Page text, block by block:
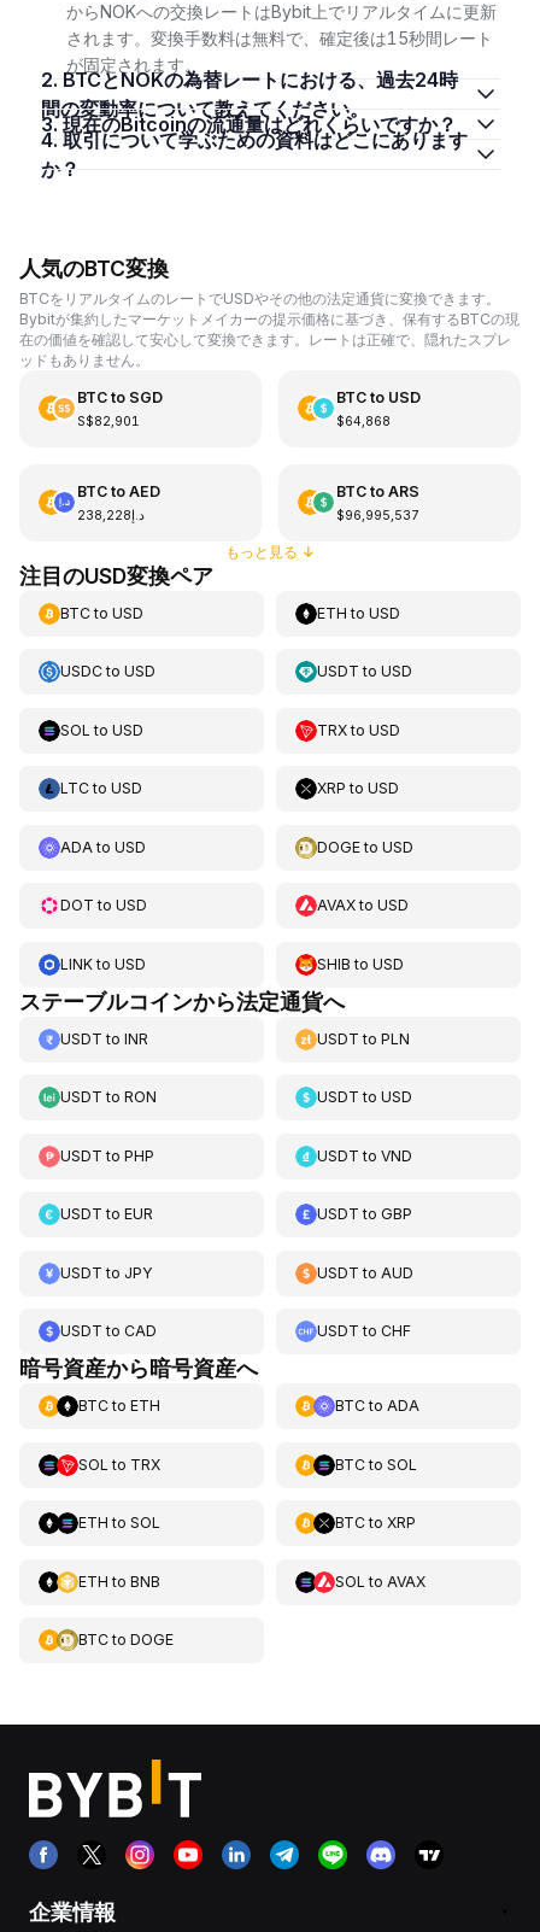
からNOKへの交換レートはBybit上でリアルタイムに更新
されます。変換手数料は無料で、確定後は15秒間レート
が固定されます。
2. BTCとNOKの為替レートにおける、過去24時
間の変動率について教えてください。
3. 現在のBitcoinの流通量はどれくらいですか？
4. 取引について学ぶための資料はどこにあります
か？
人気のBTC変換
BTCをリアルタイムのレートでUSDやその他の法定通貨に変換できます。
Bybitが集約したマーケットメイカーの提示価格に基づき、保有するBTCの現
在の価値を確認して安心して変換できます。レートは正確で、隠れたスプレ
ッドもありません。
BTCto SGD
S$82,901
BTCto USD
$64,868
BTCto AED
د.إ238,228
BTCto ARS
$96,995,537
もっと見る ↓
注目のUSD変換ペア
BTCto USD ETH toUSD
USDCto USD USDT toUSD
SOL to USD TRXtoUSD
LTCto USD XRP toUSD
ADA to USD DOGEtoUSD
DOT to USD AVAXtoUSD
LINKto USD SHIB toUSD
ステーブルコインから法定通貨へ
USDT to INR USDT toPLN
USDT to RON USDT toUSD
USDT to PHP USDT toVND
USDT to EUR USDT toGBP
USDT to JPY USDT to AUD
USDT to CAD USDT toCHF
暗号資産から暗号資産へ
BTCto ETH BTCto ADA
SOL to TRX BTCto SOL
ETH to SOL BTCto XRP
ETH to BNB SOL to AVAX
BTCto DOGE
企業情報